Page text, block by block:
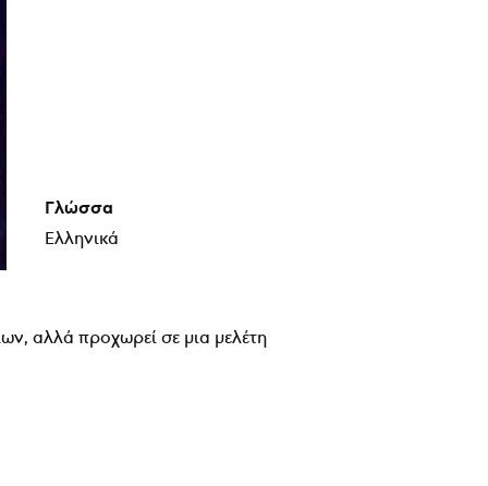
Γλώσσα
Ελληνικά
αλλά προχωρεί σε μια μελέτη